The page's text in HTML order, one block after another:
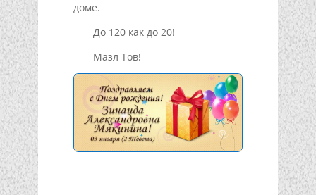
доме.
До 120 как до 20!
Мазл Тов!